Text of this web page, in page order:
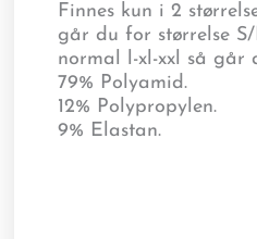
Finnes kun i 2
går du for størrelse
normal l-xl-xxl så går
79% Polyamid.
12% Polypropylen.
9% Elastan.